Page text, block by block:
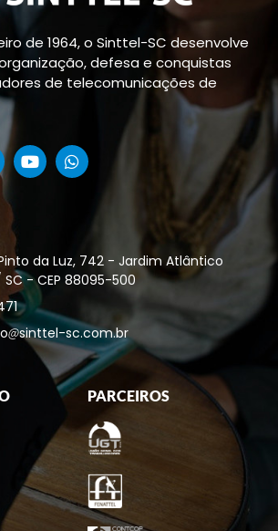
de 1964, o Sinttel-SC desenvolve
defesa e conquistas
de telecomunicações de
da Luz, 742 - Jardim Atlântico
- CEP 88095-500
sinttel-sc.com.br
PARCEIROS